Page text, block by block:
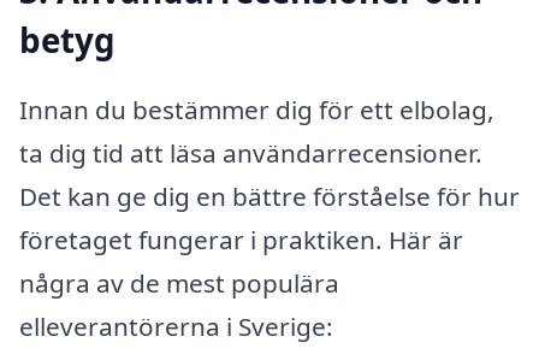
betyg
Innan du bestämmer dig för ett elbolag,
ta dig tid att läsa användarrecensioner.
Det kan ge dig en bättre förståelse för hur
företaget fungerar i praktiken. Här är
några av de mest populära
elleverantörerna i Sverige: